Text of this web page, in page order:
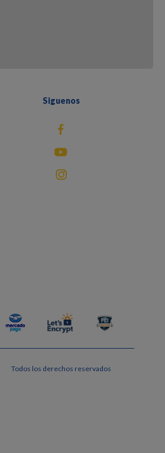
Siguenos
fb
You Tube
instagram
Todos los derechos reservados